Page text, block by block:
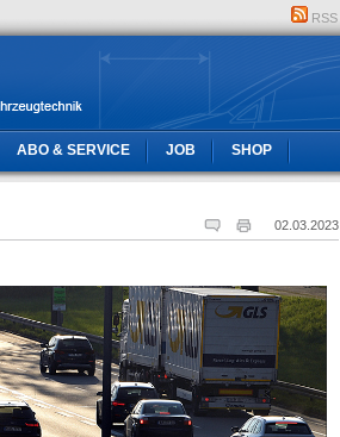
RSS
ABO & SERVICE JOB SHOP
02.03.2023